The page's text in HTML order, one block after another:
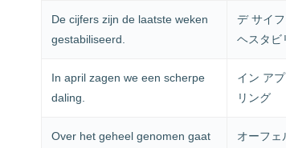
De cijfers zijn de laatste weken
gestabiliseerd.
デ サイ
ヘスタビ
In april zagen we een scherpe
daling.
イン ア
リング
Over het geheel genomen gaat
オーフェ